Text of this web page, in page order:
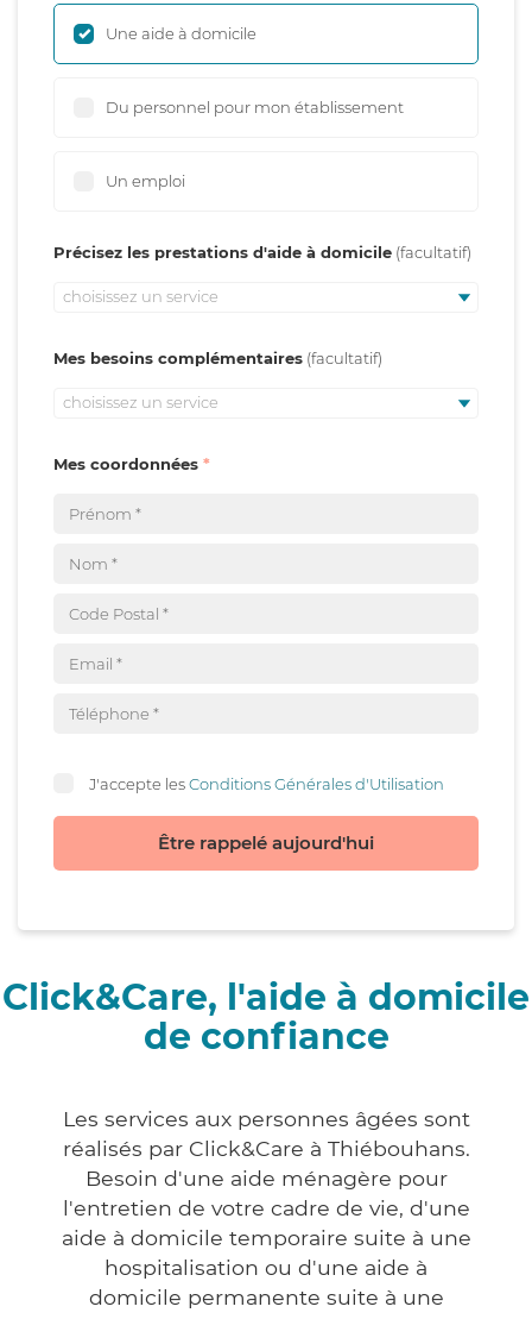
Une aide à domicile
Du personnel pour mon établissement
Un emploi
Précisez les prestations d'aide à domicile
choisissez un service
Mes besoins complémentaires
choisissez un service
Mes coordonnées
J'accepte lesConditions Générales d'Utilisation
Être rappelé aujourd'hui
Click&Care, l'aide à domicile
de confiance
Les services aux personnes âgées sont
réalisés par Click&Care à Thiébouhans.
Besoin d'une aide ménagère pour
l'entretien de votre cadre de vie, d'une
aide à domicile temporaire suite à une
hospitalisation ou d'une aide à
domicile permanente suite à une